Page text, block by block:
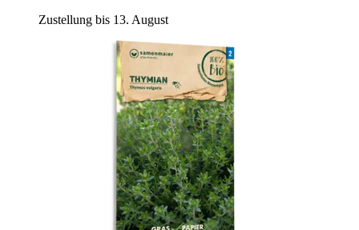
Zustellung bis 13. August